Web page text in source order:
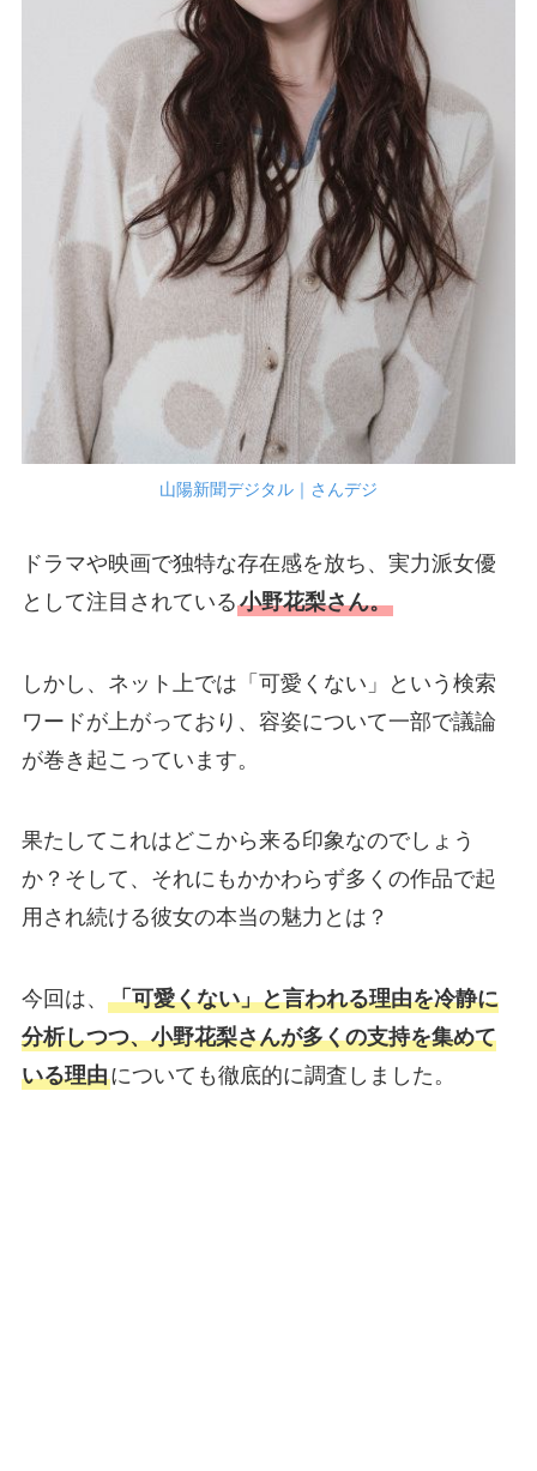
山陽新聞デジタル｜さんデジ
ドラマや映画で独特な存在感を放ち、実力派女優
として注目されている小野花梨さん。
しかし、ネット上では「可愛くない」という検索
ワードが上がっており、容姿について一部で議論
が巻き起こっています。
果たしてこれはどこから来る印象なのでしょう
か？そして、それにもかかわらず多くの作品で起
用され続ける彼女の本当の魅力とは？
今回は、 「可愛くない」と言われる理由を冷静に
分析しつつ、小野花梨さんが多くの支持を集めて
いる理由についても徹底的に調査しました。